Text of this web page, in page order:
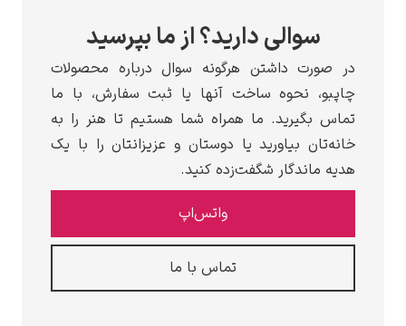
سوالی دارید؟ از ما بپرسید
در صورت داشتن هرگونه سوال درباره محصولات
چاپبو، نحوه ساخت آنها یا ثبت سفارش، با ما
تماس بگیرید. ما همراه شما هستیم تا هنر را به
خانه‌تان بیاورید یا دوستان و عزیزانتان را با یک
هدیه ماندگار شگفت‌زده کنید.
واتس‌اپ
تماس با ما